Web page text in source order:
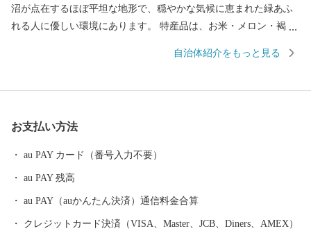
沼が点在するほぼ平坦な地形で、穏やかな気候に恵まれた緑あふ
れる人に優しい環境にあります。 特産品は、お米・メロン・褐毛
ています。 イベントとしては、毎年道内や本州からも多くの方が
自治体紹介をもっと見る
お支払い方法
au PAY カード（番号入力不要）
au PAY 残高
au PAY（auかんたん決済）通信料金合算
クレジットカード決済（VISA、Master、JCB、Diners、AMEX）